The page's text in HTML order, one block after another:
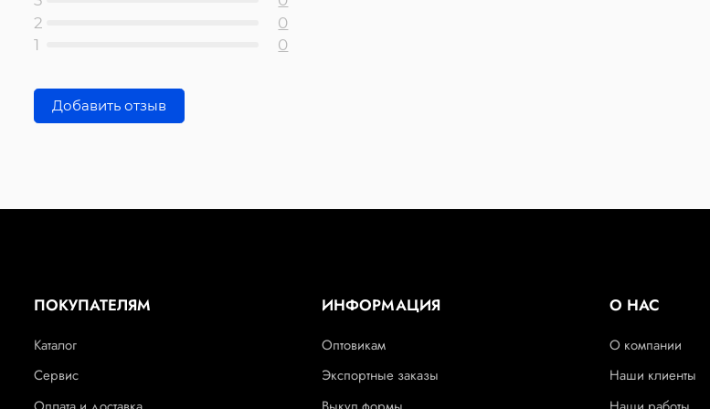
2
0
1
0
Добавить отзыв
ПОКУПАТЕЛЯМ
Каталог
Сервис
ИНФОРМАЦИЯ
Оптовикам
Экспортные заказы
О НАС
О компании
Наши клиенты